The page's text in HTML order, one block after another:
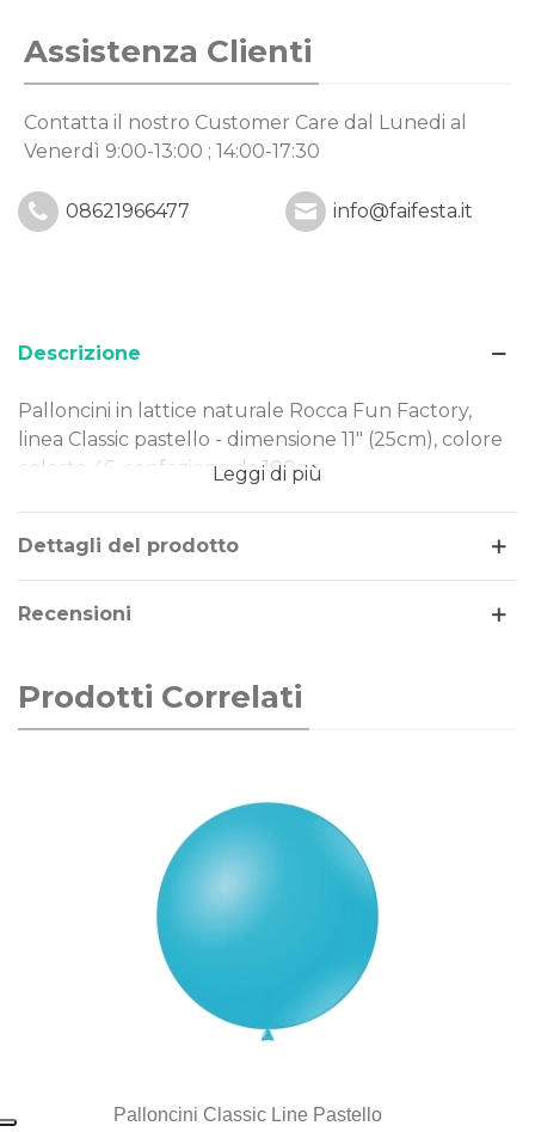
Assistenza Clienti
Contatta il nostro Customer Care dal Lunedi al
Venerdì 9:00-13:00 ; 14:00-17:30
08621966477 info@faifesta.it
Descrizione
Palloncini in lattice naturale Rocca Fun Factory,
linea Classic pastello - dimensione 11" (25cm), colore
celeste 46, confezione da 100pz.
Dimensione: 11" (25cm)
Tipo Colore: pastello
Gonfiaggio: aria o elio
rendendoli una scelta ideale per ogni evento.
Perfetti per decorazioni di piccole e grandi
dimensioni, offrono qualità e versatilità in ogni
La linea di palloncini Classic Line sono gli storici
palloncini Rocca Fun Factory, prodotti in Italia dal
1902. Si distinguono per la qualità eccezionale e la
produzione Made in Italy, sinonimo di maestria
artigianale e attenzione ai dettagli.
Leggi di più
Dettagli del prodotto
Recensioni
Prodotti Correlati
Palloncini Classic Line Pastello